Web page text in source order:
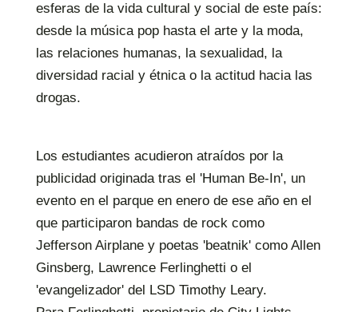
esferas de la vida cultural y social de este país:
desde la música pop hasta el arte y la moda,
las relaciones humanas, la sexualidad, la
diversidad racial y étnica o la actitud hacia las
drogas.
Los estudiantes acudieron atraídos por la
publicidad originada tras el 'Human Be-In', un
evento en el parque en enero de ese año en el
que participaron bandas de rock como
Jefferson Airplane y poetas 'beatnik' como Allen
Ginsberg, Lawrence Ferlinghetti o el
'evangelizador' del LSD Timothy Leary.